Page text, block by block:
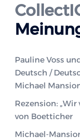
Pauline Voss
Deutsch /
Michael
Rezension: „Wir
von Boetticher
Michael-